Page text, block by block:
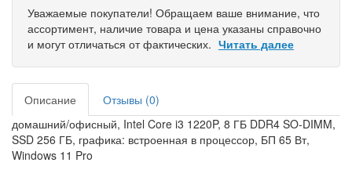
Уважаемые покупатели! Обращаем ваше внимание, что
ассортимент, наличие товара и цена указаны справочно
и могут отличаться от фактических. Читать далее
Описание
Отзывы (0)
домашний/офисный, Intel Core i3 1220P, 8 ГБ DDR4 SO-DIMM,
SSD 256 ГБ, графика: встроенная в процессор, БП 65 Вт,
Windows 11 Pro